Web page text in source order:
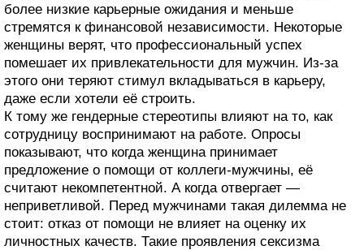
более низкие карьерные ожидания и меньше
стремятся к финансовой независимости. Некоторые
женщины верят, что профессиональный успех
помешает их привлекательности для мужчин. Из‑за
этого они теряют стимул вкладываться в карьеру,
даже если хотели её строить.
К тому же гендерные стереотипы влияют на то, как
сотрудницу воспринимают на работе. Опросы
показывают, что когда женщина принимает
предложение о помощи от коллеги‑мужчины, её
считают некомпетентной. А когда отвергает —
неприветливой. Перед мужчинами такая дилемма не
стоит: отказ от помощи не влияет на оценку их
личностных качеств. Такие проявления сексизма